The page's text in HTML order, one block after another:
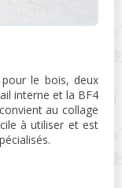
le bois, deux
interne et la BF4
au collage
à utiliser et est